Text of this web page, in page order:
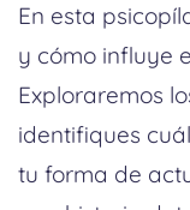
En esta
y cómo influye
Exploraremos
identifiques
tu forma de